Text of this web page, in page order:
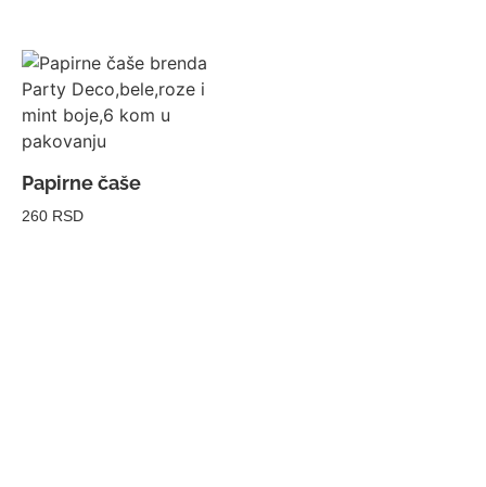
Papirne čaše
260 RSD